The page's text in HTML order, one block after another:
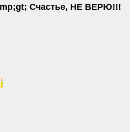
Счастье, НЕ ВЕРЮ!!!